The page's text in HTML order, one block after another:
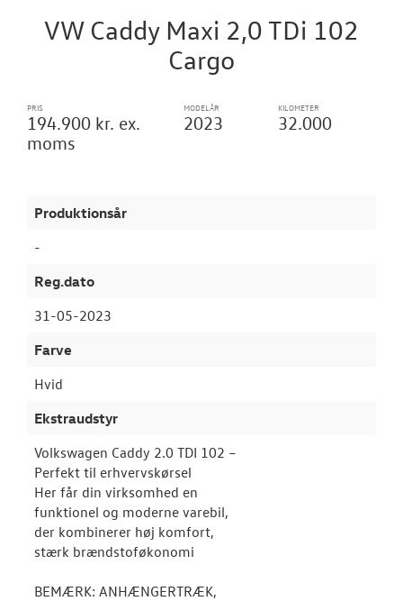
SKADECENTER
VW Caddy Maxi 2,0 TDi 102
Cargo
PRIS
194.900 kr. ex.
moms
MODELÅR
2023
KILOMETER
32.000
Produktionsår
-
Reg.dato
31-05-2023
Farve
Hvid
Ekstraudstyr
Volkswagen Caddy 2.0 TDI 102 –
Perfekt til erhvervskørsel
Her får din virksomhed en
funktionel og moderne varebil,
der kombinerer høj komfort,
stærk brændstoføkonomi
BEMÆRK: ANHÆNGERTRÆK,